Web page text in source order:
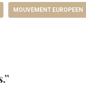
MOUVEMENT EUROPEEN